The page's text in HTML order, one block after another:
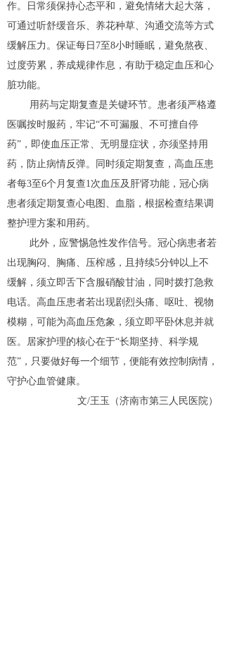
作。日常须保持心态平和，避免情绪大起大落，
可通过听舒缓音乐、养花种草、沟通交流等方式
缓解压力。保证每日7至8小时睡眠，避免熬夜、
过度劳累，养成规律作息，有助于稳定血压和心
脏功能。
用药与定期复查是关键环节。患者须严格遵
医嘱按时服药，牢记“不可漏服、不可擅自停
药”，即使血压正常、无明显症状，亦须坚持用
药，防止病情反弹。同时须定期复查，高血压患
者每3至6个月复查1次血压及肝肾功能，冠心病
患者须定期复查心电图、血脂，根据检查结果调
整护理方案和用药。
此外，应警惕急性发作信号。冠心病患者若
出现胸闷、胸痛、压榨感，且持续5分钟以上不
缓解，须立即舌下含服硝酸甘油，同时拨打急救
电话。高血压患者若出现剧烈头痛、呕吐、视物
模糊，可能为高血压危象，须立即平卧休息并就
医。居家护理的核心在于“长期坚持、科学规
范”，只要做好每一个细节，便能有效控制病情，
守护心血管健康。
文/王玉（济南市第三人民医院）